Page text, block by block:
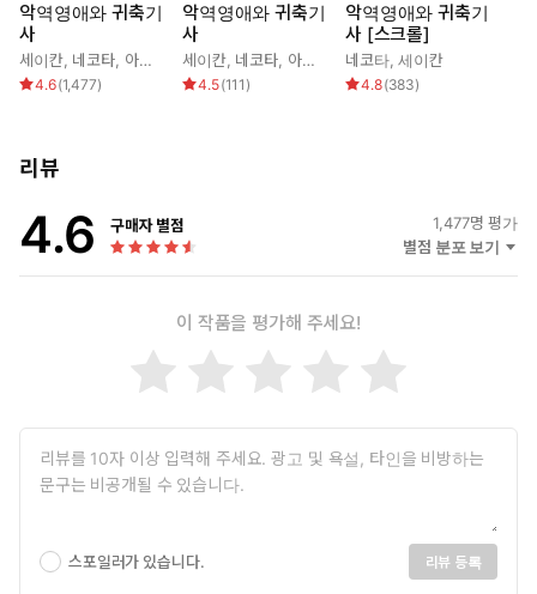
악역영애와 귀축기
사
세이칸, 네코타, 아사히코
4.6(1,477)
악역영애와 귀축기
사
세이칸, 네코타, 아사히코
4.5(111 )
악역영애와 귀축기
사 [스크롤]
네코타,세이칸
4.8(383)
리뷰
4.6 구매자 별점 1,477명 평가
별점 분포 보기
이 작품을 평가해 주세요!
스포일러가 있습니다. 리뷰 등록